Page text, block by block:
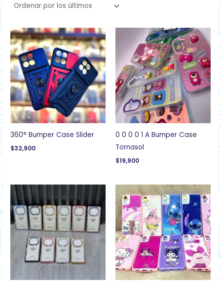
360° Bumper Case Slider
$32,900
0 0 0 0 1 A Bumper Case
Tornasol
$19,900